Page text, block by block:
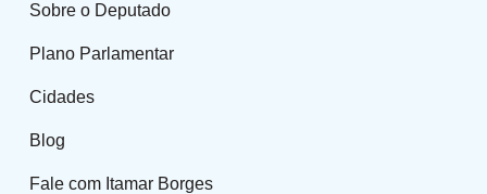
Sobre o Deputado
Plano Parlamentar
Cidades
Blog
Fale com Itamar Borges